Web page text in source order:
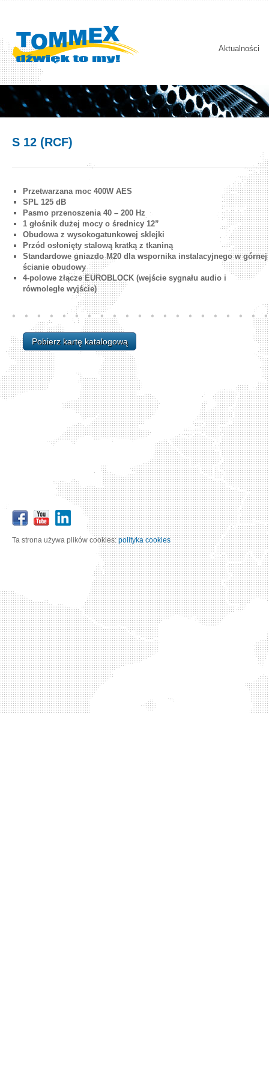
Aktualności
S 12 (RCF)
Przetwarzana moc 400W AES
SPL 125 dB
Pasmo przenoszenia 40 – 200 Hz
1 głośnik dużej mocy o średnicy 12”
Obudowa z wysokogatunkowej sklejki
Przód osłonięty stalową kratką z tkaniną
Standardowe gniazdo M20 dla wspornika instalacyjnego w górnej
ścianie obudowy
4-polowe złącze EUROBLOCK (wejście sygnału audio i
równoległe wyjście)
Pobierz kartę katalogową
Ta strona używa plików cookies:polityka cookies